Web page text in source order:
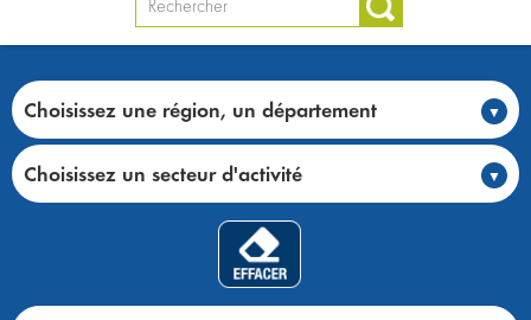
Choisissez une région, un département
Choisissez un secteur d'activité